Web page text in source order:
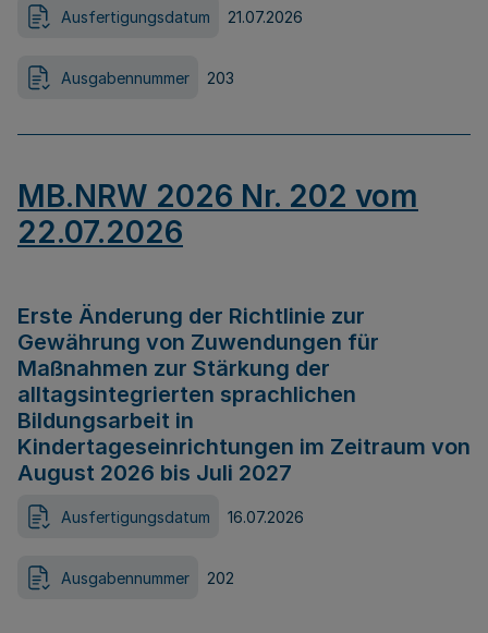
Ausfertigungsdatum 21.07.2026
Ausgabennummer 203
MB.NRW 2026 Nr. 202 vom
22.07.2026
Erste Änderung der Richtlinie zur
Gewährung von Zuwendungen für
Maßnahmen zur Stärkung der
alltagsintegrierten sprachlichen
Bildungsarbeit in
Kindertageseinrichtungen im Zeitraum von
August 2026 bis Juli 2027
Ausfertigungsdatum 16.07.2026
Ausgabennummer 202